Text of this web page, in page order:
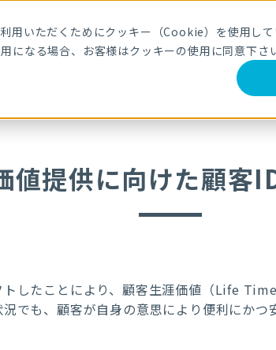
用いただくためにクッキー（Cookie）を使用して
になる場合、お客様はクッキーの使用に同意下さ
サービス・製品 導入事例 セミナー
値提供に向けた顧客
したことにより、顧客生涯価値（Life
でも、顧客が自身の意思により便利にか